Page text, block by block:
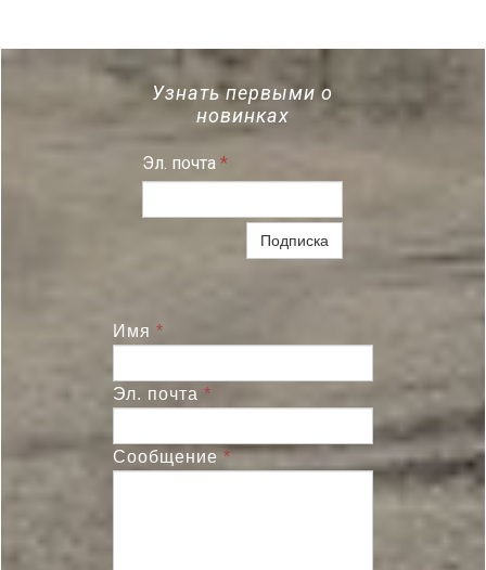
Узнать первыми о
новинках
Эл. почта *
Подписка
Имя *
Эл. почта *
Сообщение *